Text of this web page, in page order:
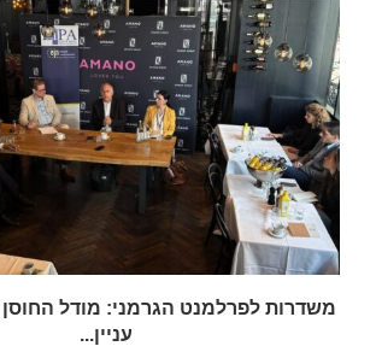
משדרות לפרלמנט הגרמני: מודל החוסן
עניין...